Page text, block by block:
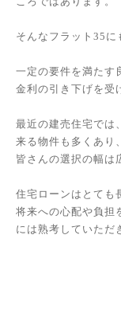
そんなフラット35に
一定の要件を満たす
金利の引き下げを受
最近の建売住宅では
来る物件も多くあり、
皆さんの選択の幅は
住宅ローンはとても
将来への心配や負担
には熟考していただ